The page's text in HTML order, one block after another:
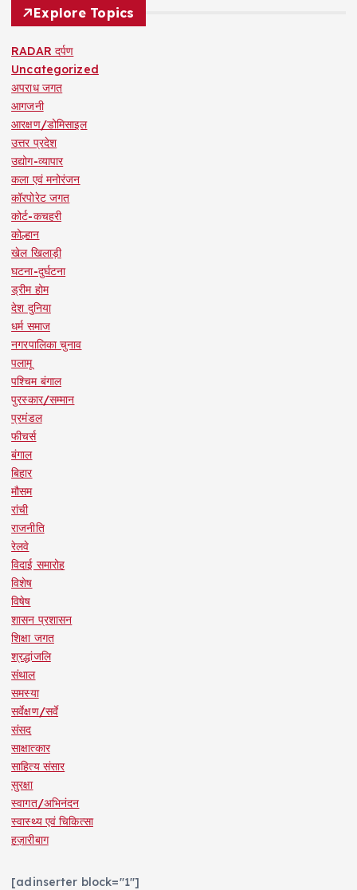
Explore Topics
RADAR दर्पण
Uncategorized
अपराध जगत
आगजनी
आरक्षण/डोमिसाइल
उत्तर प्रदेश
उद्योग-व्यापार
कला एवं मनोरंजन
कॉरपोरेट जगत
कोर्ट-कचहरी
कोल्हान
खेल खिलाड़ी
घटना-दुर्घटना
ड्रीम होम
देश दुनिया
धर्म समाज
नगरपालिका चुनाव
पलामू
पश्चिम बंगाल
पुरस्कार/सम्मान
प्रमंडल
फीचर्स
बंगाल
बिहार
मौसम
रांची
राजनीति
रेलवे
विदाई समारोह
विशेष
विषेष
शासन प्रशासन
शिक्षा जगत
श्रद्धांजलि
संथाल
समस्या
सर्वेक्षण/सर्वे
संसद
साक्षात्कार
साहित्य संसार
सुरक्षा
स्वागत/अभिनंदन
स्वास्थ्य एवं चिकित्सा
हज़ारीबाग
[adinserter block="1"]